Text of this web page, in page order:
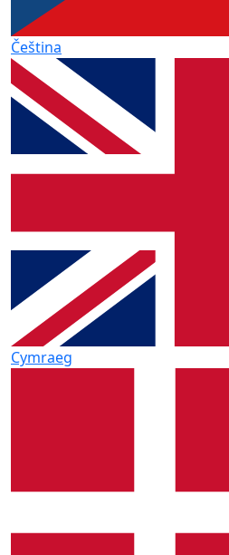
Čeština
Cymraeg